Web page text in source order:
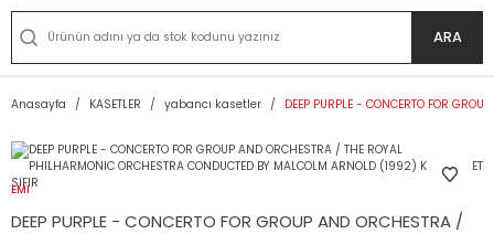
ARA
Anasayfa KASETLER yabancı kasetler DEEP PURPLE - CONCERTO FOR
EMI
DEEP PURPLE - CONCERTO FOR GROUP AND ORCHESTRA /